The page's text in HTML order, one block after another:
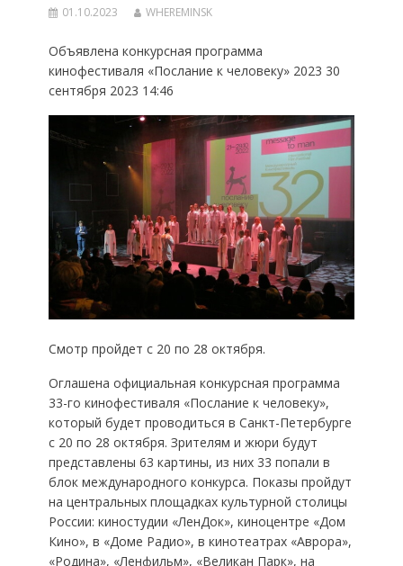
01.10.2023 WHEREMINSK
Объявлена конкурсная программа
кинофестиваля «Послание к человеку» 2023 30
сентября 2023 14:46
Смотр пройдет с 20 по 28 октября.
Оглашена официальная конкурсная программа
33-го кинофестиваля «Послание к человеку»,
который будет проводиться в Санкт-Петербурге
с 20 по 28 октября. Зрителям и жюри будут
представлены 63 картины, из них 33 попали в
блок международного конкурса. Показы пройдут
на центральных площадках культурной столицы
России: киностудии «ЛенДок», киноцентре «Дом
Кино», в «Доме Радио», в кинотеатрах «Аврора»,
«Родина», «Ленфильм», «Великан Парк», на